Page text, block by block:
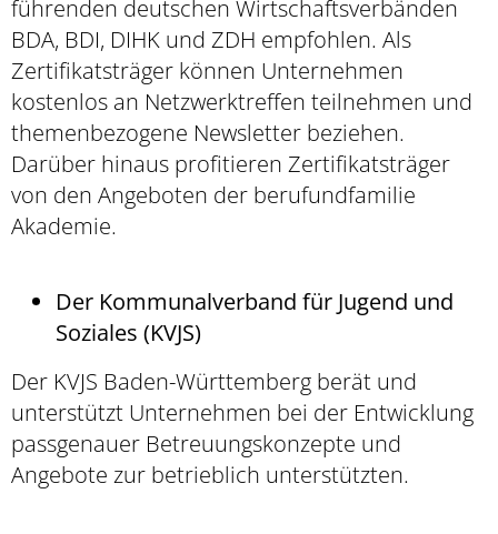
führenden deutschen Wirtschaftsverbänden
BDA, BDI, DIHK und ZDH empfohlen. Als
Zertifikatsträger können Unternehmen
kostenlos an Netzwerktreffen teilnehmen und
themenbezogene Newsletter beziehen.
Darüber hinaus profitieren Zertifikatsträger
von den Angeboten der berufundfamilie
Akademie.
Der Kommunalverband für Jugend und
Soziales (KVJS)
Der KVJS Baden-Württemberg berät und
unterstützt Unternehmen bei der Entwicklung
passgenauer Betreuungskonzepte und
Angebote zur betrieblich unterstützten.